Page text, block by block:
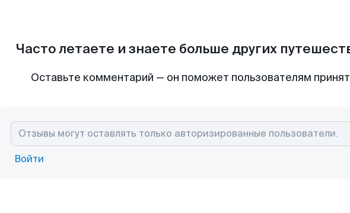
Часто летаете и знаете больше других
Оставьте комментарий — он поможет пользователям
Войти